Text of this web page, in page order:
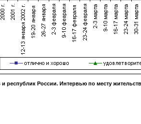
и республик России. Интервью по месту